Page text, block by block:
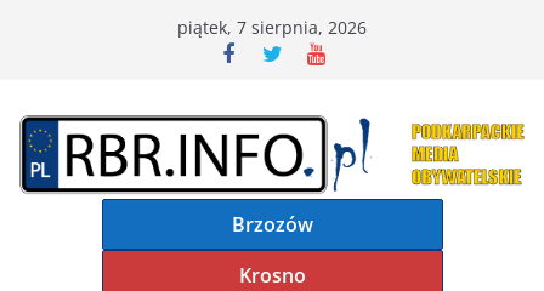
piątek, 7 sierpnia, 2026
Brzozów
Krosno